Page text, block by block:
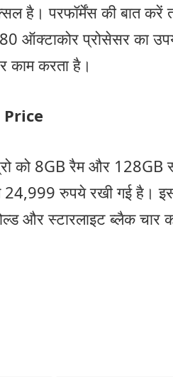
है। परफॉर्मेंस की बात
ऑक्टाकोर प्रोसेसर का
काम करता है।
Price
को 8GB रैम और 128GB
रुपये रखी गई है।
और स्टारलाइट ब्लैक